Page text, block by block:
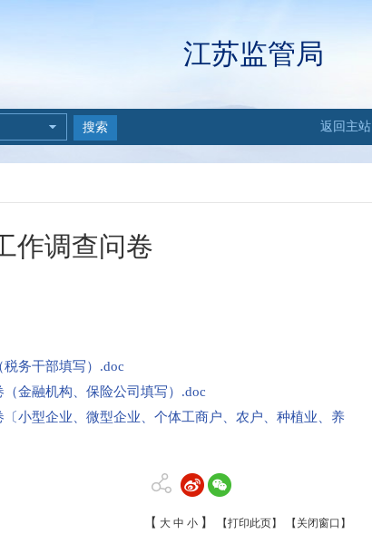
江苏监管局
搜索 返回主站
作调查问卷
务干部填写）.doc
金融机构、保险公司填写）.doc
小型企业、微型企业、个体工商户、农户、种植业、养
【 大 中 小 】 【打印此页】 【关闭窗口】